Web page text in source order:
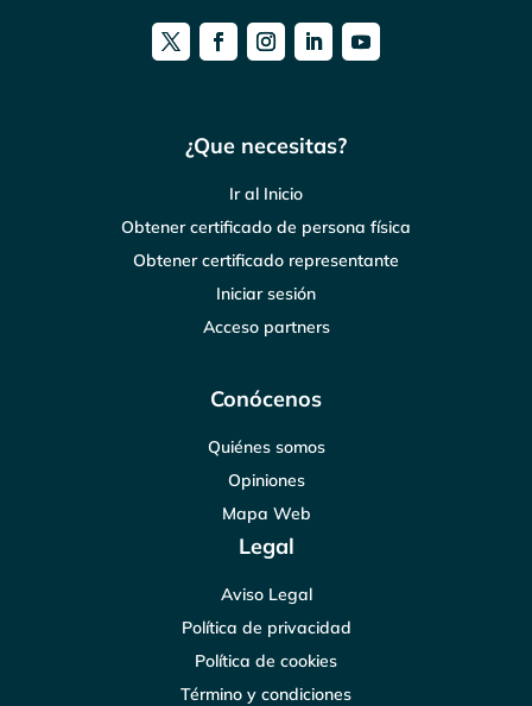
¿Que necesitas?
Ir al Inicio
Obtener certificado de persona física
Obtener certificado representante
Iniciar sesión
Acceso partners
Conócenos
Quiénes somos
Opiniones
Mapa Web
Legal
Aviso Legal
Política de privacidad
Política de cookies
Término y condiciones